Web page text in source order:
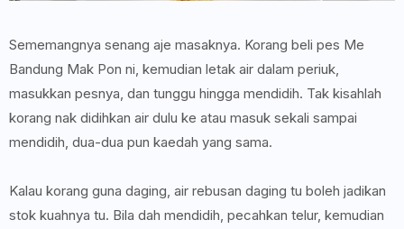
Sememangnya senang aje masaknya. Korang beli pes Me
Bandung Mak Pon ni, kemudian letak air dalam periuk,
masukkan pesnya, dan tunggu hingga mendidih. Tak kisahlah
korang nak didihkan air dulu ke atau masuk sekali sampai
mendidih, dua-dua pun kaedah yang sama.
Kalau korang guna daging, air rebusan daging tu boleh jadikan
stok kuahnya tu. Bila dah mendidih, pecahkan telur, kemudian